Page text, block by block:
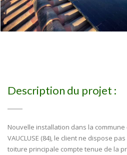
Description du projet :
Nouvelle installation dans la commune
VAUCLUSE (84), le client ne dispose
toiture principale compte tenue de la